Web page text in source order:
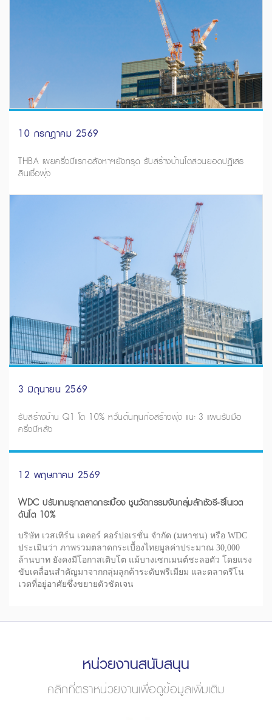
10 กรกฎาคม 2569
THBA เผยครึ่งปีแรกอสังหาฯยังทรุด รับสร้างบ้านโตสวนยอดปฏิเสธ
สินเชื่อพุ่ง
3 มิถุนายน 2569
รับสร้างบ้าน Q1 โต 10% หวั่นต้นทุนก่อสร้างพุ่ง แนะ 3 แผนรับมือ
ครึ่งปีหลัง
12 พฤษภาคม 2569
WDC ปรับเกมรุกตลาดกระเบื้อง ชูนวัตกรรมจับกลุ่มลักชัวรี-รีโนเวต
ดันโต 10%
บริษัท เวสเทิร์น เดคอร์ คอร์ปอเรชั่น จำกัด (มหาชน) หรือ WDC
ประเมินว่า ภาพรวมตลาดกระเบื้องไทยมูลค่าประมาณ 30,000
ล้านบาท ยังคงมีโอกาสเติบโต แม้บางเซกเมนต์ชะลอตัว โดยแรง
ขับเคลื่อนสำคัญมาจากกลุ่มลูกค้าระดับพรีเมียม และตลาดรีโน
เวตที่อยู่อาศัยซึ่งขยายตัวชัดเจน
หน่วยงานสนับสนุน
คลิกที่ตราหน่วยงานเพื่อดูข้อมูลเพิ่มเติม